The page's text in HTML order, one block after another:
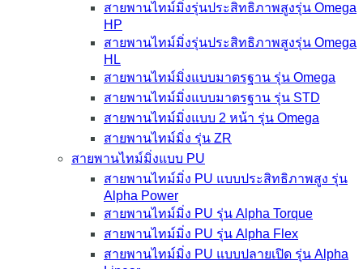
สายพานไทม์มิ่งรุ่นประสิทธิภาพสูงรุ่น Omega
HP
สายพานไทม์มิ่งรุ่นประสิทธิภาพสูงรุ่น Omega
HL
สายพานไทม์มิ่งแบบมาตรฐาน รุ่น Omega
สายพานไทม์มิ่งแบบมาตรฐาน รุ่น STD
สายพานไทม์มิ่งแบบ 2 หน้า รุ่น Omega
สายพานไทม์มิ่ง รุ่น ZR
สายพานไทม์มิ่งแบบ PU
สายพานไทม์มิ่ง PU แบบประสิทธิภาพสูง รุ่น
Alpha Power
สายพานไทม์มิ่ง PU รุ่น Alpha Torque
สายพานไทม์มิ่ง PU รุ่น Alpha Flex
สายพานไทม์มิ่ง PU แบบปลายเปิด รุ่น Alpha